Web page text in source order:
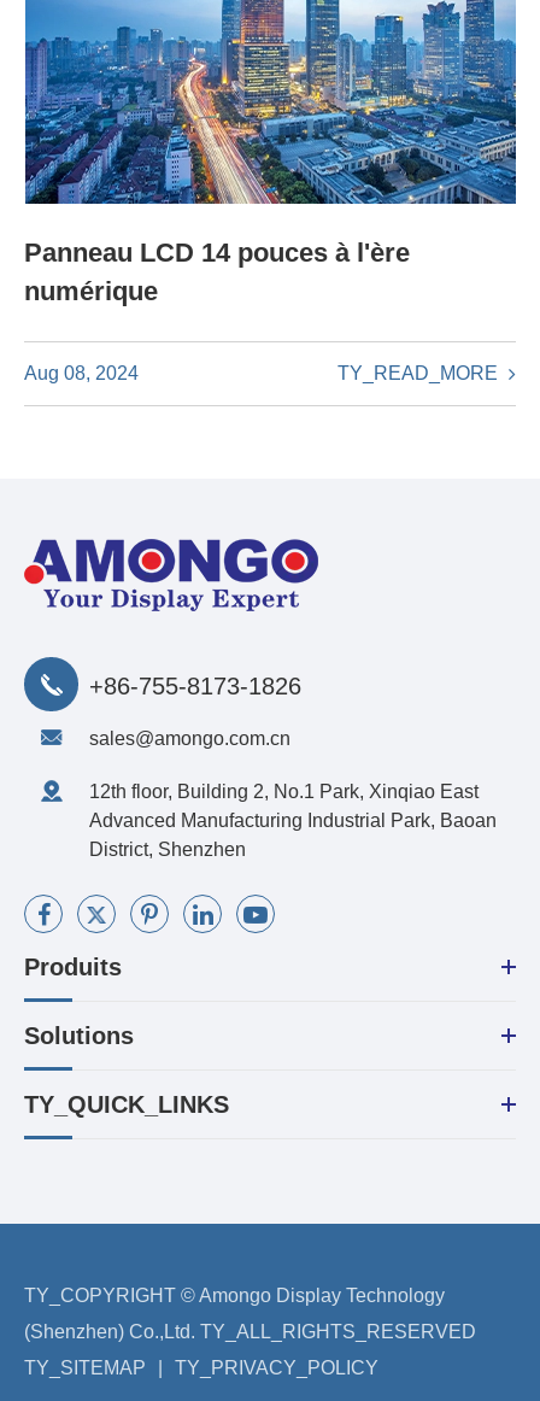
Panneau LCD 14 pouces à l'ère
numérique
Aug 08, 2024 TY_READ_MORE
+86-755-8173-1826
sales@amongo.com.cn
12th floor, Building 2, No.1 Park, Xinqiao East
Advanced Manufacturing Industrial Park, Baoan
District, Shenzhen
Produits
Solutions
TY_QUICK_LINKS
TY_COPYRIGHT ©Amongo Display Technology
(Shenzhen) Co.,Ltd. TY_ALL_RIGHTS_RESERVED
TY_SITEMAP
TY_PRIVACY_POLICY